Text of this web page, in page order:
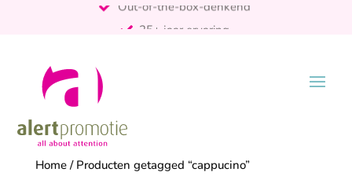
25+ jaar ervaring
Home/ Producten getagged “cappucino”